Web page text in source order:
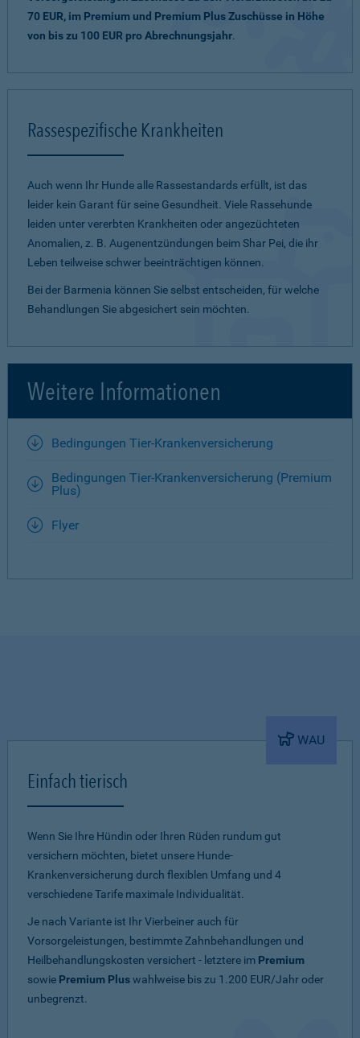
70 EUR, im Premium und Premium Plus Zuschüsse in Höhe
von bis zu 100 EUR pro Abrechnungsjahr.
Rassespezifische Krankheiten
Auch wenn Ihr Hunde alle Rassestandards erfüllt, ist das
leider kein Garant für seine Gesundheit. Viele Rassehunde
leiden unter vererbten Krankheiten oder angezüchteten
Anomalien, z. B. Augenentzündungen beim Shar Pei, die ihr
Leben teilweise schwer beeinträchtigen können.
Bei der Barmenia können Sie selbst entscheiden, für welche
Behandlungen Sie abgesichert sein möchten.
Weitere Informationen
Bedingungen Tier-Krankenversicherung
Bedingungen Tier-Krankenversicherung (Premium
Plus)
Flyer
WAU
Einfach tierisch
Wenn Sie Ihre Hündin oder Ihren Rüden rundum gut
versichern möchten, bietet unsere Hunde-
Krankenversicherung durch flexiblen Umfang und 4
verschiedene Tarife maximale Individualität.
Je nach Variante ist Ihr Vierbeiner auch für
Vorsorgeleistungen, bestimmte Zahnbehandlungen und
Heilbehandlungskosten versichert - letztere im Premium
sowie Premium Pluswahlweise bis zu 1.200 EUR/Jahr oder
unbegrenzt.